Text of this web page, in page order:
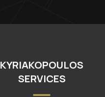
KYRIAKOPOULOS
SERVICES